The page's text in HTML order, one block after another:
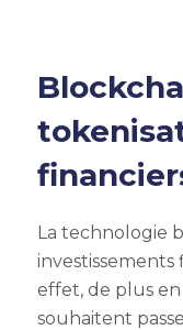
La technologie
investissements
effet, de plus en
souhaitent